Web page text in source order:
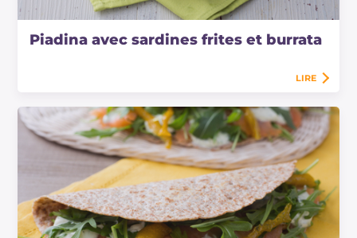
Piadina avec sardines frites et burrata
LIRE